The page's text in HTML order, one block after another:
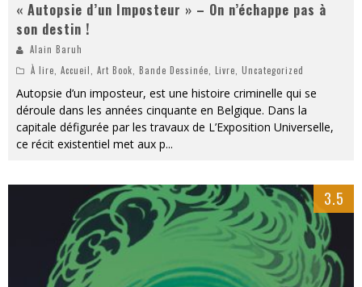
« Autopsie d’un Imposteur » – On n’échappe pas à
son destin !
Alain Baruh
À lire, Accueil, Art Book, Bande Dessinée, Livre, Uncategorized
Autopsie d’un imposteur, est une histoire criminelle qui se
déroule dans les années cinquante en Belgique. Dans la
capitale défigurée par les travaux de L’Exposition Universelle,
ce récit existentiel met aux p...
3.5